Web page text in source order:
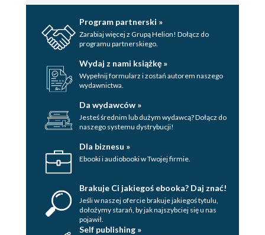
Program partnerski »
Zarabiaj więcej z Grupą Helion! Dołącz do
programu partnerskiego.
Wydaj z nami książkę »
Wypełnij formularz i zostań autorem naszego
wydawnictwa.
Da wydawców »
Jesteś średnim lub dużym wydawcą? Dołącz do
naszego systemu dystrybucji!
Dla biznesu »
Ebooki i audiobooki w Twojej firmie.
Brakuje Ci jakiegoś ebooka? Daj znać!
Jeśli w naszej ofercie brakuje jakiegoś tytulu,
dołożymy starań, by jak najszybciej się u nas
pojawił.
Self publishing »